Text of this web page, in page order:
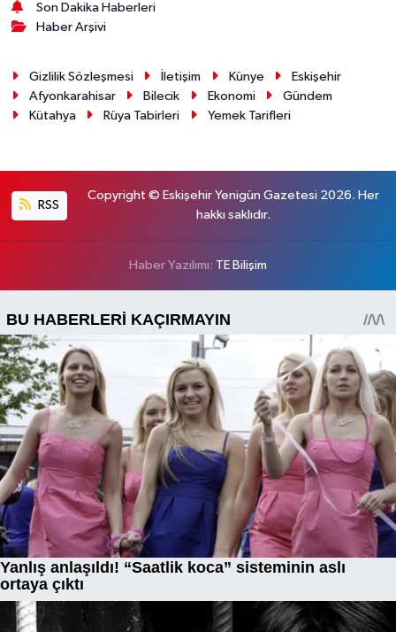
Son Dakika Haberleri
Haber Arşivi
Gizlilik Sözleşmesi İletişim Künye
Eskişehir
Afyonkarahisar
Bilecik Ekonomi
Gündem
Kütahya
Rüya Tabirleri Yemek Tarifleri
RSS
Copyright © Eskişehir Yenigün Gazetesi 2026. Her
hakkı saklıdır.
Haber Yazılımı: TE Bilişim